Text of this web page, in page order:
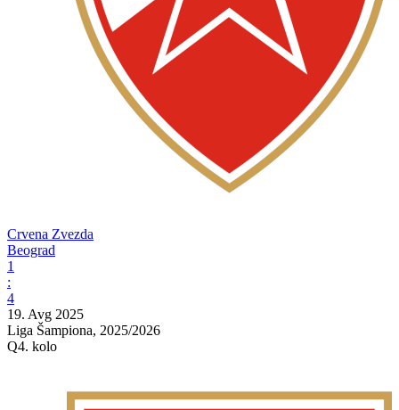
Crvena Zvezda
Beograd
1
:
4
19. Avg 2025
Liga Šampiona, 2025/2026
Q4. kolo